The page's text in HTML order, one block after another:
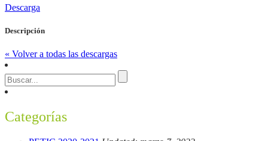
Descarga
Descripción
« Volver a todas las descargas
Categorías